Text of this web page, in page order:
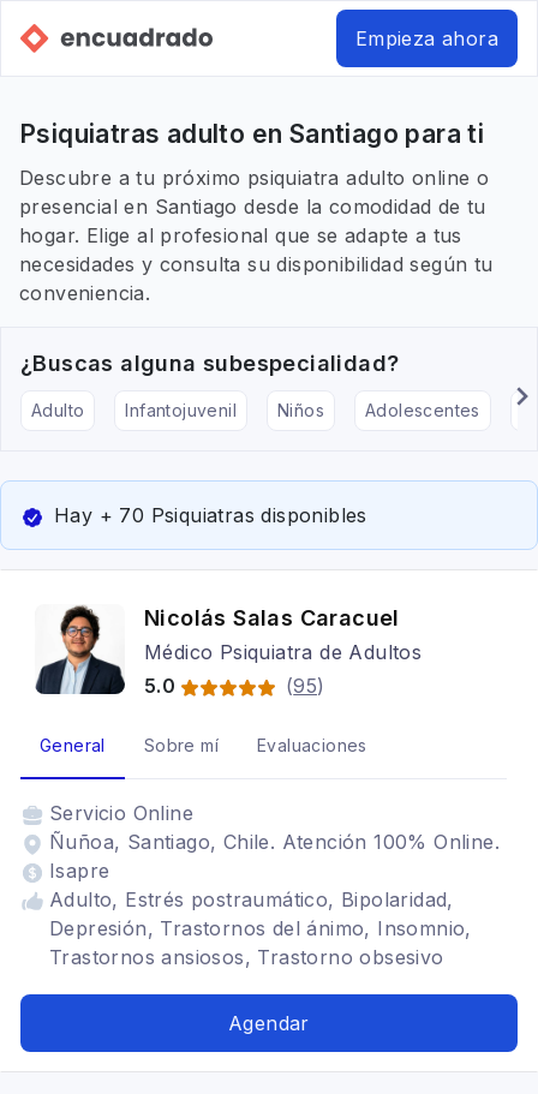
Empieza ahora
Psiquiatras adulto en Santiago para ti
Descubre a tu próximo psiquiatra adulto online o
presencial en Santiago desde la comodidad de tu
hogar. Elige al profesional que se adapte a tus
necesidades y consulta su disponibilidad según tu
conveniencia.
¿Buscas alguna subespecialidad?
Adulto Infantojuvenil Niños Adolescentes
Hay + 70 Psiquiatras disponibles
Nicolás Salas Caracuel
Médico Psiquiatra de Adultos
5.0
(95)
General Sobre mí Evaluaciones
Servicio Online
Ñuñoa, Santiago, Chile. Atención 100% Online.
Isapre
Adulto, Estrés postraumático, Bipolaridad,
Depresión, Trastornos del ánimo, Insomnio,
Trastornos ansiosos, Trastorno obsesivo
atencional, Somatización, Ansiedad, Trastornos
Agendar